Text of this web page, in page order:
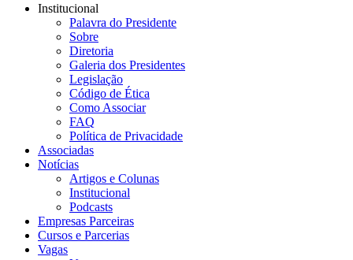
Institucional
Palavra do Presidente
Sobre
Diretoria
Galeria dos Presidentes
Legislação
Código de Ética
Como Associar
FAQ
Política de Privacidade
Associadas
Notícias
Artigos e Colunas
Institucional
Podcasts
Empresas Parceiras
Cursos e Parcerias
Vagas